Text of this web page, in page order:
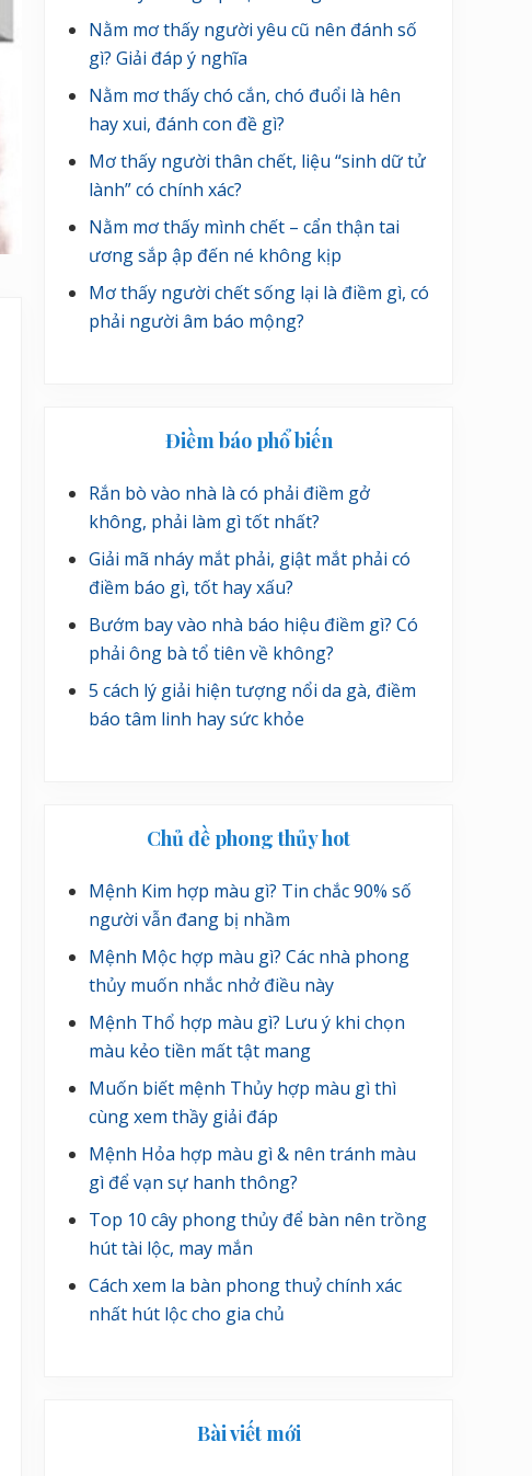
Nằm mơ thấy người yêu cũ nên đánh số
gì? Giải đáp ý nghĩa
Nằm mơ thấy chó cắn, chó đuổi là hên
hay xui, đánh con đề gì?
Mơ thấy người thân chết, liệu “sinh dữ tử
lành” có chính xác?
Nằm mơ thấy mình chết – cẩn thận tai
ương sắp ập đến né không kịp
Mơ thấy người chết sống lại là điềm gì, có
phải người âm báo mộng?
Điềm báo phổ biến
Rắn bò vào nhà là có phải điềm gở
không, phải làm gì tốt nhất?
Giải mã nháy mắt phải, giật mắt phải có
điềm báo gì, tốt hay xấu?
Bướm bay vào nhà báo hiệu điềm gì? Có
phải ông bà tổ tiên về không?
5 cách lý giải hiện tượng nổi da gà, điềm
báo tâm linh hay sức khỏe
Chủ đề phong thủy hot
Mệnh Kim hợp màu gì? Tin chắc 90% số
người vẫn đang bị nhầm
Mệnh Mộc hợp màu gì? Các nhà phong
thủy muốn nhắc nhở điều này
Mệnh Thổ hợp màu gì? Lưu ý khi chọn
màu kẻo tiền mất tật mang
Muốn biết mệnh Thủy hợp màu gì thì
cùng xem thầy giải đáp
Mệnh Hỏa hợp màu gì & nên tránh màu
gì để vạn sự hanh thông?
Top 10 cây phong thủy để bàn nên trồng
hút tài lộc, may mắn
Cách xem la bàn phong thuỷ chính xác
nhất hút lộc cho gia chủ
Bài viết mới